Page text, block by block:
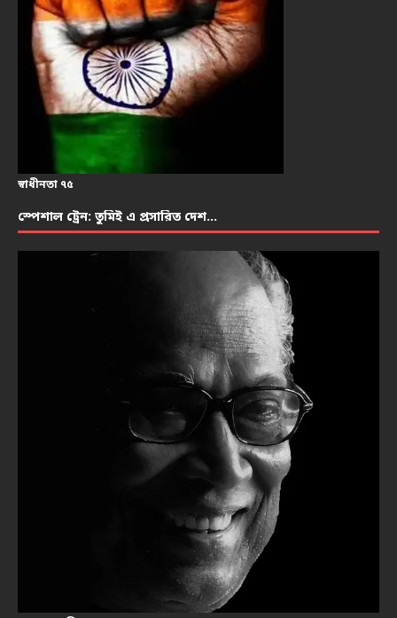
স্বাধীনতা ৭৫
স্পেশাল ট্রেন: তুমিই এ প্রসারিত দেশ…